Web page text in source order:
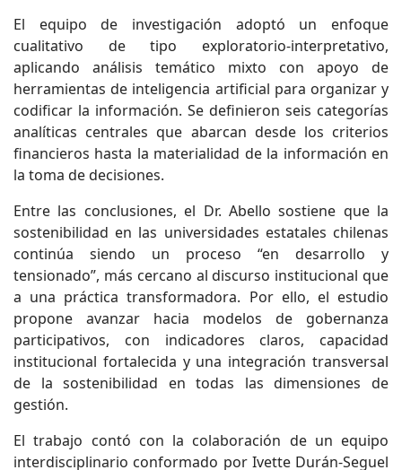
El equipo de investigación adoptó un enfoque
cualitativo de tipo exploratorio-interpretativo,
aplicando análisis temático mixto con apoyo de
herramientas de inteligencia artificial para organizar y
codificar la información. Se definieron seis categorías
analíticas centrales que abarcan desde los criterios
financieros hasta la materialidad de la información en
la toma de decisiones.
Entre las conclusiones, el Dr. Abello sostiene que la
sostenibilidad en las universidades estatales chilenas
continúa siendo un proceso “en desarrollo y
tensionado”, más cercano al discurso institucional que
a una práctica transformadora. Por ello, el estudio
propone avanzar hacia modelos de gobernanza
participativos, con indicadores claros, capacidad
institucional fortalecida y una integración transversal
de la sostenibilidad en todas las dimensiones de
gestión.
El trabajo contó con la colaboración de un equipo
interdisciplinario conformado por Ivette Durán-Seguel